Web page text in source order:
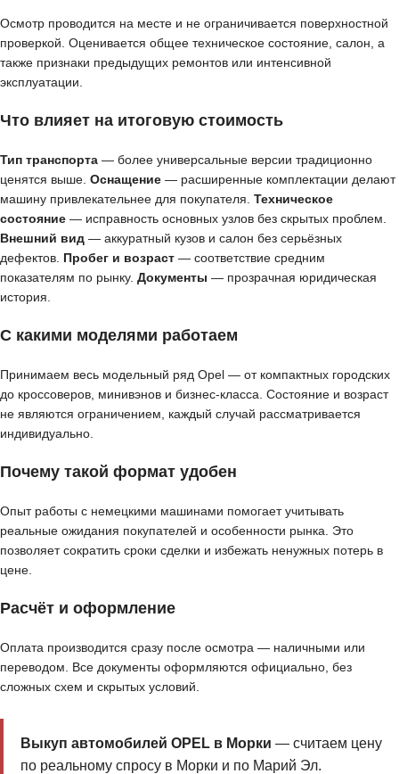
Осмотр проводится на месте и не ограничивается поверхностной
проверкой. Оценивается общее техническое состояние, салон, а
также признаки предыдущих ремонтов или интенсивной
эксплуатации.
Что влияет на итоговую стоимость
Тип транспорта — более универсальные версии традиционно
ценятся выше. Оснащение — расширенные комплектации делают
машину привлекательнее для покупателя. Техническое
состояние — исправность основных узлов без скрытых проблем.
Внешний вид — аккуратный кузов и салон без серьёзных
дефектов. Пробег и возраст — соответствие средним
показателям по рынку. Документы — прозрачная юридическая
история.
С какими моделями работаем
Принимаем весь модельный ряд Opel — от компактных городских
до кроссоверов, минивэнов и бизнес-класса. Состояние и возраст
не являются ограничением, каждый случай рассматривается
индивидуально.
Почему такой формат удобен
Опыт работы с немецкими машинами помогает учитывать
реальные ожидания покупателей и особенности рынка. Это
позволяет сократить сроки сделки и избежать ненужных потерь в
цене.
Расчёт и оформление
Оплата производится сразу после осмотра — наличными или
переводом. Все документы оформляются официально, без
сложных схем и скрытых условий.
Выкуп автомобилей OPEL в Морки — считаем цену
по реальному спросу в Морки и по Марий Эл.